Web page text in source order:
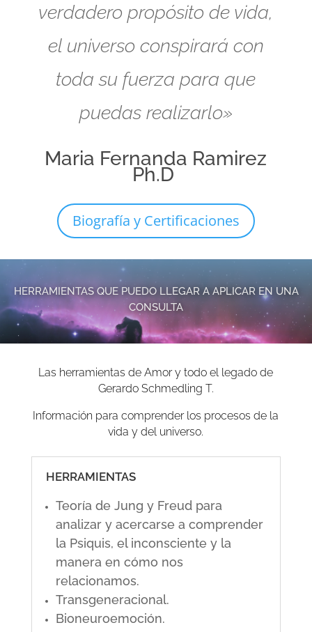
verdadero propósito de vida,
el universo conspirará con
toda su fuerza para que
puedas realizarlo»
Maria Fernanda Ramirez
Ph.D
Biografía y Certificaciones
HERRAMIENTAS QUE PUEDO LLEGAR A APLICAR EN UNA
CONSULTA
Las herramientas de Amor y todo el legado de
Gerardo Schmedling T.
Información para comprender los procesos de la
vida y del universo.
HERRAMIENTAS
Teoría de Jung y Freud para
analizar y acercarse a comprender
la Psiquis, el inconsciente y la
manera en cómo nos
relacionamos.
Transgeneracional.
Bioneuroemoción.